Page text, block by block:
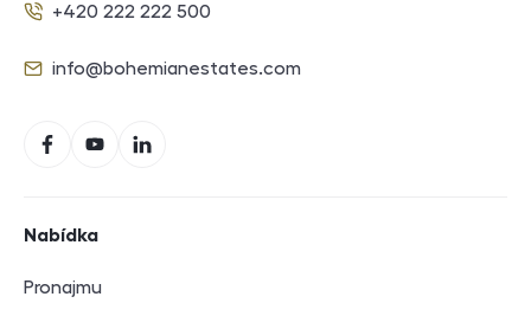
Telefon
+420 222 222 500
E-mail
info@bohemianestates.com
FacebookYouTubeLinkedIn
Nabídka
Pronajmu